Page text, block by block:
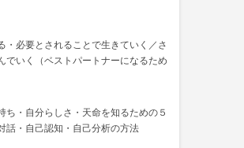
・必要とされることで生きていく／さ
でいく（ベストパートナーになるため
ち・自分らしさ・天命を知るための５
話・自己認知・自己分析の方法